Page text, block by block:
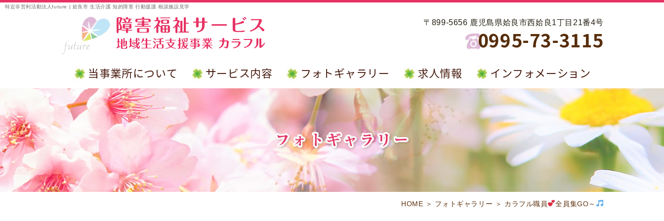
特定非営利活動法人future | 姶良市 生活介護 知的障害 行動援護 相談施設見学
〒899-5656 鹿児島県姶良市西姶良1丁目21番4号
0995-73-3115
当事業所について サービス内容 フォトギャラリー 求人情報 インフォメーション
HOME ＞ フォトギャラリー ＞ カラフル職員 全員集GO～